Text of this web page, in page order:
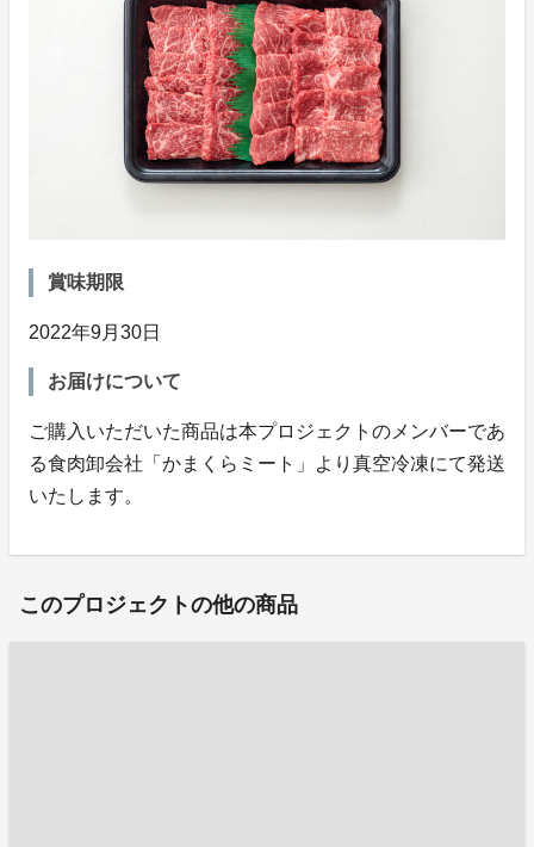
賞味期限
2022年9月30日
お届けについて
ご購入いただいた商品は本プロジェクトのメンバーであ
る食肉卸会社「かまくらミート」より真空冷凍にて発送
いたします。
このプロジェクトの他の商品